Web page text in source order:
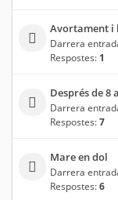
Avortament i
Darrera
Respostes: 1
Després de 8
Darrera
Respostes:7
Mare en dol
Darrera
Respostes:6